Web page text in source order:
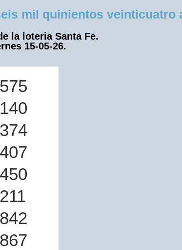
mil quinientos veinticuatro
la loteria Santa Fe.
15-05-26.